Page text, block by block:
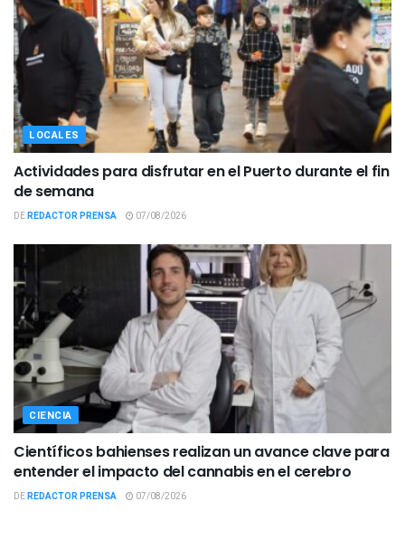
LOCALES
Actividades para disfrutar en el Puerto durante el fin
de semana
DEREDACTOR PRENSA 07/08/2026
CIENCIA
Científicos bahienses realizan un avance clave para
entender el impacto del cannabis en el cerebro
DEREDACTOR PRENSA 07/08/2026